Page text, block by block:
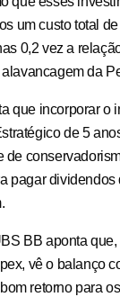
um custo total
0,2 vez a
da
que incorporar o
de 5
de
pagar dividendos
BB aponta
vê o balanço
retorno para